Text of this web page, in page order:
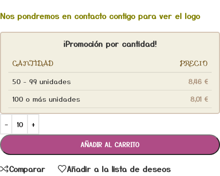
Nos pondremos en contacto contigo para ver el logo
¡Promoción por cantidad!
CANTIDAD PRECIO
50 - 99 unidades 8,46 €
100 o más unidades
8,01 €
AÑADIR AL CARRITO
Comparar Añadir a la lista de deseos